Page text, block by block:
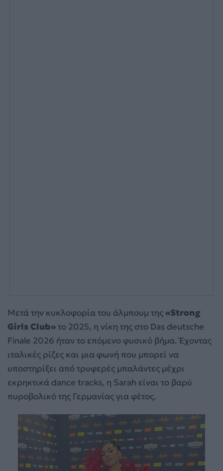
Μετά την κυκλοφορία του άλμπουμ της«Strong
Girls Club»το 2025, η νίκη της στο Das deutsche
Finale 2026 ήταν το επόμενο φυσικό βήμα. Έχοντας
ιταλικές ρίζες και μια φωνή που μπορεί να
υποστηρίξει από τρυφερές μπαλάντες μέχρι
εκρηκτικά dance tracks, η Sarah είναι το βαρύ
πυροβολικό της Γερμανίας για φέτος.
Πρόγραμμα
Αναπαραγωγής
Βίντεο